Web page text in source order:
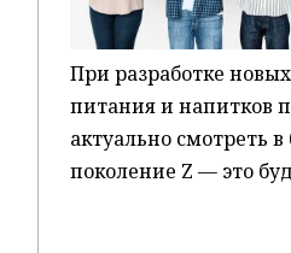
При разработке
питания и напитков
актуально смотреть
поколение Z — это